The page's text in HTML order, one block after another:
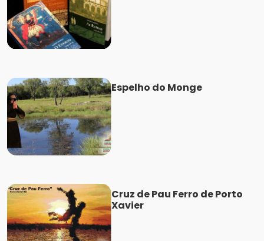
Espelho do Monge
Cruz de Pau Ferro de Porto
Xavier